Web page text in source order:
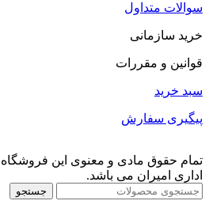
سوالات متداول
خرید سازمانی
قوانین و مقررات
سبد خرید
پیگیری سفارش
تمام حقوق مادی و معنوی این
اداری امیران می باشد.
جستجو